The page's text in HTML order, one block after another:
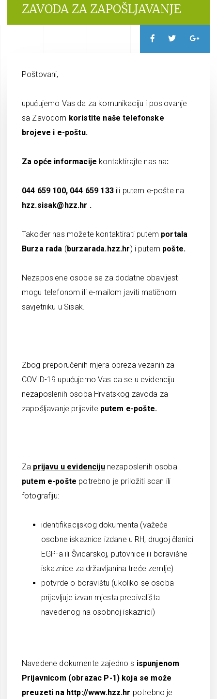
ZAVODA ZA ZAPOŠLJAVANJE
Poštovani,
upućujemo Vas da za komunikaciju i poslovanje
sa Zavodom koristite naše telefonske
brojeve i e-poštu.
Za opće informacije kontaktirajte nas na:
044 659 100, 044 659 133ili putem e-pošte na
hzz.sisak@hzz.hr .
Također nas možete kontaktirati putem portala
Burza rada (burzarada.hzz.hr) i putem pošte.
Nezaposlene osobe se za dodatne obavijesti
mogu telefonom ili e-mailom javiti matičnom
savjetniku u Sisak.
Zbog preporučenih mjera opreza vezanih za
COVID-19 upućujemo Vas da se u evidenciju
nezaposlenih osoba Hrvatskog zavoda za
zapošljavanje prijavite putem e-pošte.
Za prijavu u evidencijunezaposlenih osoba
putem e-pošte potrebno je priložiti scan ili
fotografiju:
identifikacijskog dokumenta (važeće
osobne iskaznice izdane u RH, drugoj članici
EGP-a ili Švicarskoj, putovnice ili boravišne
iskaznice za državljanina treće zemlje)
potvrde o boravištu (ukoliko se osoba
prijavljuje izvan mjesta prebivališta
navedenog na osobnoj iskaznici)
Navedene dokumente zajedno s ispunjenom
Prijavnicom (obrazac P-1) koja se može
preuzeti na http://www.hzz.hr potrebno je